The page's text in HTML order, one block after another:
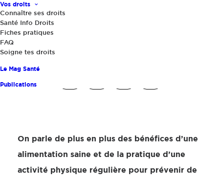
Vos droits
Connaître ses droits
Santé Info Droits
Fiches pratiques
FAQ
Soigne tes droits
Le Mag Santé
Publications
On parle de plus en plus des bénéfices d’une
alimentation saine et de la pratique d’une
activité physique régulière pour prévenir de